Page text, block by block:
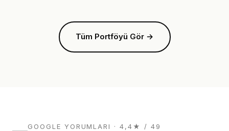
Tüm Portföyü Gör →
GOOGLE YORUMLARI · 4,4★ / 49